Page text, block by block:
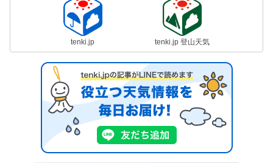
tenki.jp tenki.jp 登山天気